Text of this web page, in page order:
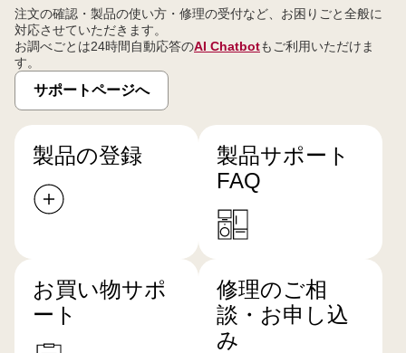
注文の確認・製品の使い方・修理の受付など、お困りごと全般に
対応させていただきます。
お調べごとは24時間自動応答のAI Chatbotもご利用いただけま
す。
サポートページへ
製品の登録
製品サポート
FAQ
お買い物サポ
ート
修理のご相
談・お申し込
み